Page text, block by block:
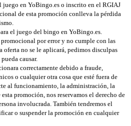
juego en YoBingo.es o inscrito en el RGIAJ
de esta promoción conlleva la pérdida
el juego del bingo en YoBingo.es.
por error y no cumple con las
oferta no se le aplicará, pedimos disculpas
causar.
correctamente debido a fraude,
o cualquier otra cosa que esté fuera de
al funcionamiento, la administración, la
promoción, nos reservamos el derecho de
involucrada. También tendremos el
o suspender la promoción en cualquier